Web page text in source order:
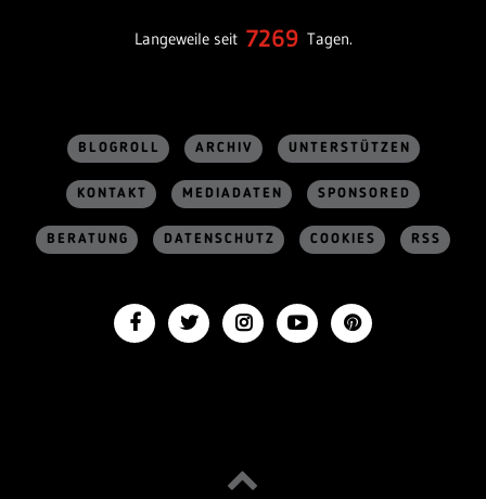
Langeweile seit 7269 Tagen.
BLOGROLL ARCHIV UNTERSTÜTZEN
KONTAKT MEDIADATEN SPONSORED
BERATUNG DATENSCHUTZ COOKIES RSS